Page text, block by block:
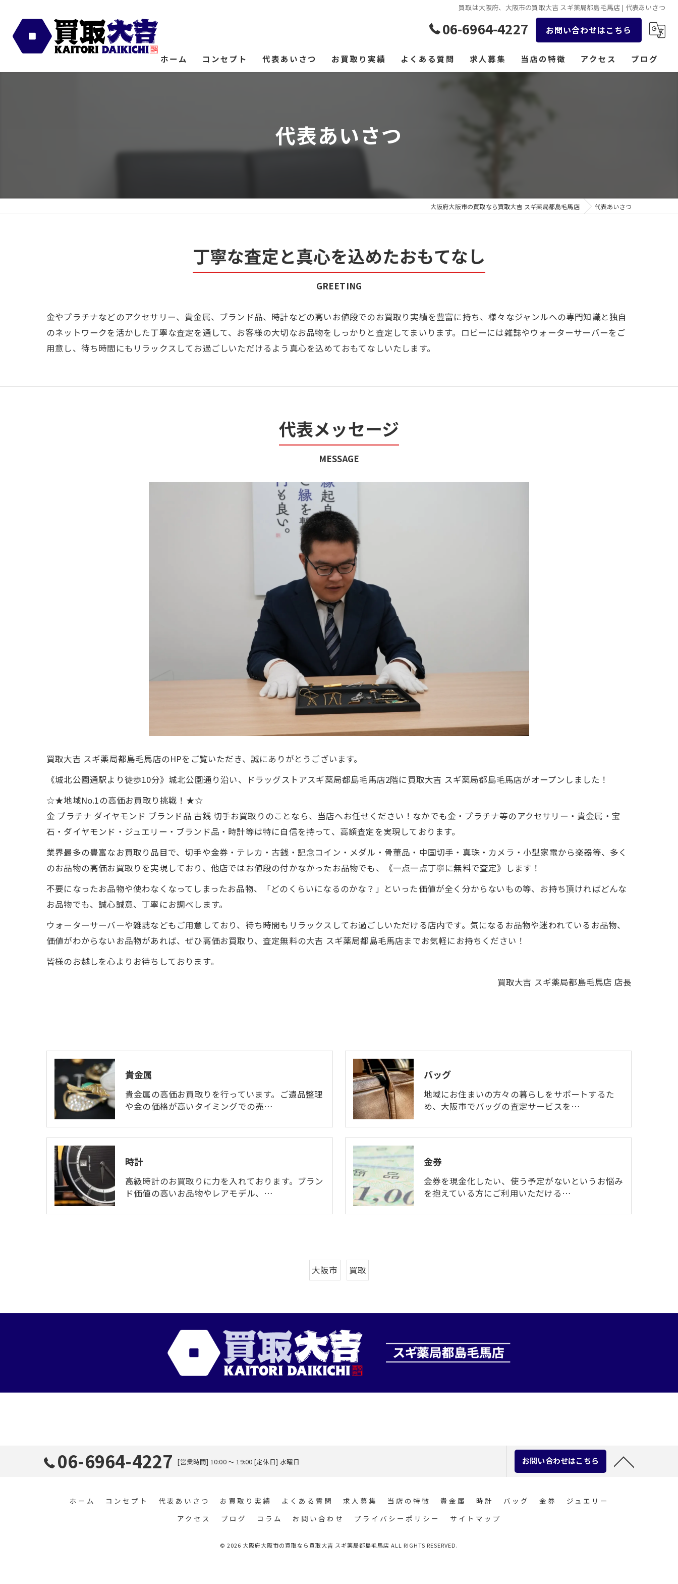
買取は大阪府、大阪市の買取大吉 スギ薬局都島毛馬店 | 代表あいさつ
06-6964-4227 お問い合わせはこちら
ホーム コンセプト 代表あいさつ お買取り実績 よくある質問 求人募集 当店の特徴
貴金属
アクセス ブログ
代表あいさつ
大阪府大阪市の買取なら買取大吉 スギ薬局都島毛馬店 代表あいさつ
丁寧な査定と真心を込めたおもてなし
GREETING
金やプラチナなどのアクセサリー、貴金属、ブランド品、時計などの高いお値段でのお買取り実績を豊富に持ち、様々なジャンルへの専門知識と独自
のネットワークを活かした丁寧な査定を通して、お客様の大切なお品物をしっかりと査定してまいります。ロビーには雑誌やウォーターサーバーをご
用意し、待ち時間にもリラックスしてお過ごしいただけるよう真心を込めておもてなしいたします。
代表メッセージ
MESSAGE
買取大吉 スギ薬局都島毛馬店のHPをご覧いただき、誠にありがとうございます。
《城北公園通駅より徒歩10分》城北公園通り沿い、ドラッグストアスギ薬局都島毛馬店2階に買取大吉 スギ薬局都島毛馬店がオープンしました！
☆★地域No.1の高価お買取り挑戦！★☆
金 プラチナ ダイヤモンド ブランド品 古銭 切手お買取りのことなら、当店へお任せください！なかでも金・プラチナ等のアクセサリー・貴金属・宝
石・ダイヤモンド・ジュエリー・ブランド品・時計等は特に自信を持って、高額査定を実現しております。
業界最多の豊富なお買取り品目で、切手や金券・テレカ・古銭・記念コイン・メダル・骨董品・中国切手・真珠・カメラ・小型家電から楽器等、多く
のお品物の高価お買取りを実現しており、他店ではお値段の付かなかったお品物でも、《一点一点丁寧に無料で査定》します！
不要になったお品物や使わなくなってしまったお品物、「どのくらいになるのかな？」といった価値が全く分からないもの等、お持ち頂ければどんな
お品物でも、誠心誠意、丁寧にお調べします。
ウォーターサーバーや雑誌などもご用意しており、待ち時間もリラックスしてお過ごしいただける店内です。気になるお品物や迷われているお品物、
価値がわからないお品物があれば、ぜひ高価お買取り、査定無料の大吉 スギ薬局都島毛馬店までお気軽にお持ちください！
皆様のお越しを心よりお待ちしております。
買取大吉 スギ薬局都島毛馬店 店長
貴金属
貴金属の高価お買取りを行っています。ご遺品整理
や金の価格が高いタイミングでの売…
バッグ
地域にお住まいの方々の暮らしをサポートするた
め、大阪市でバッグの査定サービスを…
時計
高級時計のお買取りに力を入れております。ブラン
ド価値の高いお品物やレアモデル、…
金券
金券を現金化したい、使う予定がないというお悩み
を抱えている方にご利用いただける…
大阪市 買取
06-6964-4227 [営業時間] 10:00 ～ 19:00 [定休日] 水曜日 お問い合わせはこちら
ホーム コンセプト 代表あいさつ お買取り実績 よくある質問 求人募集 当店の特徴 貴金属 時計 バッグ 金券
ジュエリー
アクセス
ブログ コラム お問い合わせ プライバシーポリシー サイトマップ
© 2026 大阪府大阪市の買取なら買取大吉 スギ薬局都島毛馬店 ALL RIGHTS RESERVED.